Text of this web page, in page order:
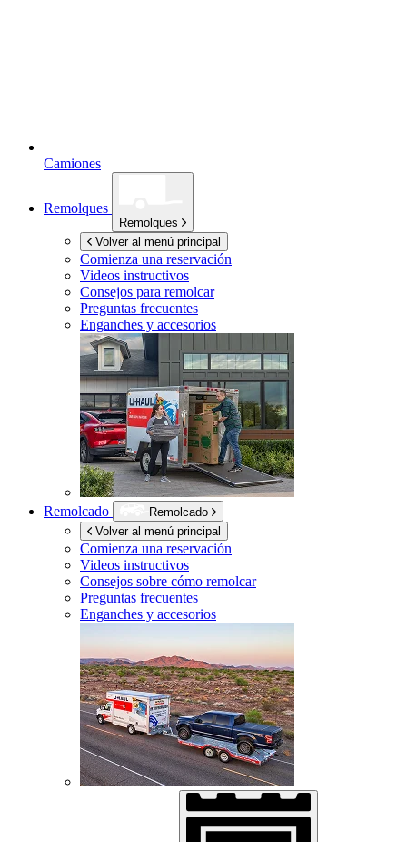
Camiones
Remolques
Remolques
Volver al menú principal
Comienza una reservación
Videos instructivos
Consejos para remolcar
Preguntas frecuentes
Enganches y accesorios
Remolcado
Remolcado
Volver al menú principal
Comienza una reservación
Videos instructivos
Consejos sobre cómo remolcar
Preguntas frecuentes
Enganches y accesorios